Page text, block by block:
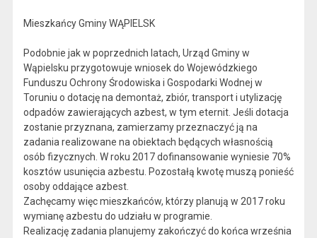
Mieszkańcy Gminy WĄPIELSK
Podobnie jak w poprzednich latach, Urząd Gminy w
Wąpielsku przygotowuje wniosek do Wojewódzkiego
Funduszu Ochrony Środowiska i Gospodarki Wodnej w
Toruniu o dotację na demontaż, zbiór, transport i utylizację
odpadów zawierających azbest, w tym eternit. Jeśli dotacja
zostanie przyznana, zamierzamy przeznaczyć ją na
zadania realizowane na obiektach będących własnością
osób fizycznych. W roku 2017 dofinansowanie wyniesie 70%
kosztów usunięcia azbestu. Pozostałą kwotę muszą ponieść
osoby oddające azbest.
Zachęcamy więc mieszkańców, którzy planują w 2017 roku
wymianę azbestu do udziału w programie.
Realizację zadania planujemy zakończyć do końca września